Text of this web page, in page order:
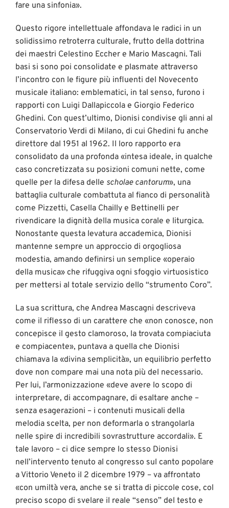
fare una sinfonia».
Questo rigore intellettuale affondava le radici in un
solidissimo retroterra culturale, frutto della dottrina
dei maestri Celestino Eccher e Mario Mascagni. Tali
basi si sono poi consolidate e plasmate attraverso
l’incontro con le figure più influenti del Novecento
musicale italiano: emblematici, in tal senso, furono i
rapporti con Luigi Dallapiccola e Giorgio Federico
Ghedini. Con quest’ultimo, Dionisi condivise gli anni al
Conservatorio Verdi di Milano, di cui Ghedini fu anche
direttore dal 1951 al 1962. Il loro rapporto era
consolidato da una profonda «intesa ideale, in qualche
caso concretizzata su posizioni comuni nette, come
quelle per la difesa delle scholae cantorum», una
battaglia culturale combattuta al fianco di personalità
come Pizzetti, Casella Chailly e Bettinelli per
rivendicare la dignità della musica corale e liturgica.
Nonostante questa levatura accademica, Dionisi
mantenne sempre un approccio di orgogliosa
modestia, amando definirsi un semplice «operaio
della musica» che rifuggiva ogni sfoggio virtuosistico
per mettersi al totale servizio dello “strumento Coro”.
La sua scrittura, che Andrea Mascagni descriveva
come il riflesso di un carattere che «non conosce, non
concepisce il gesto clamoroso, la trovata compiaciuta
e compiacente», puntava a quella che Dionisi
chiamava la «divina semplicità», un equilibrio perfetto
dove non compare mai una nota più del necessario.
Per lui, l’armonizzazione «deve avere lo scopo di
interpretare, di accompagnare, di esaltare anche –
senza esagerazioni – i contenuti musicali della
melodia scelta, per non deformarla o strangolarla
nelle spire di incredibili sovrastrutture accordali». E
tale lavoro – ci dice sempre lo stesso Dionisi
nell’intervento tenuto al congresso sul canto popolare
a Vittorio Veneto il 2 dicembre 1979 – va affrontato
«con umiltà vera, anche se si tratta di piccole cose, col
preciso scopo di svelare il reale “senso” del testo e